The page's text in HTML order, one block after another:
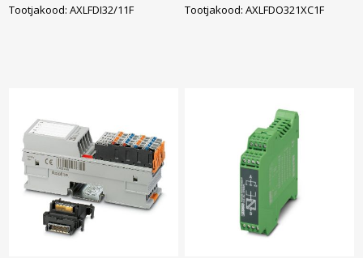
Tootjakood: AXLFDI32/11F Tootjakood: AXLFDO321XC1F